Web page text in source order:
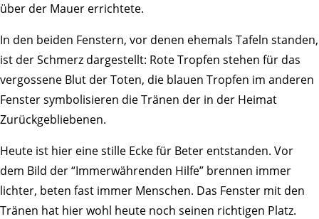
über der Mauer errichtete.
In den beiden Fens­tern, vor denen ehemals Tafeln standen,
ist der Schmerz darge­stellt: Rote Tropfen stehen für das
vergos­sene Blut der Toten, die blauen Tropfen im anderen
Fenster symbo­li­sieren die Tränen der in der Heimat
Zurückgebliebenen.
Heute ist hier eine stille Ecke für Beter entstanden. Vor
dem Bild der “Immer­wäh­renden Hilfe” brennen immer
lichter, beten fast immer Menschen. Das Fenster mit den
Tränen hat hier wohl heute noch seinen rich­tigen Platz.